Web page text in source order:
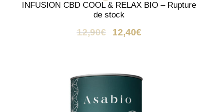
INFUSION CBD COOL & RELAX BIO – Rupture
de stock
12,90€ 12,40€